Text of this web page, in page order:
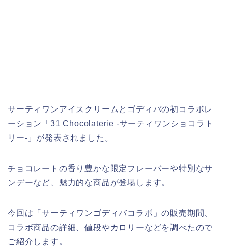
サーティワンアイスクリームとゴディバの初コラボレ
ーション「31 Chocolaterie -サーティワンショコラト
リー-」が発表されました。
チョコレートの香り豊かな限定フレーバーや特別なサ
ンデーなど、魅力的な商品が登場します。
今回は「サーティワンゴディバコラボ」の販売期間、
コラボ商品の詳細、値段やカロリーなどを調べたので
ご紹介します。